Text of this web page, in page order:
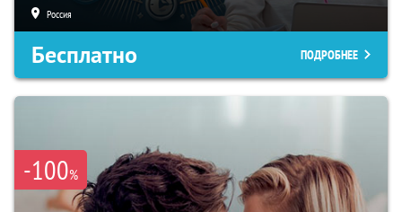
Россия
Бесплатно ПОДРОБНЕЕ
-100%